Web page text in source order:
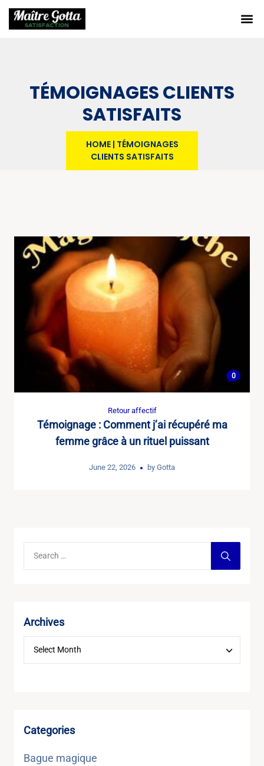
TÉMOIGNAGES CLIENTS
SATISFAITS
HOME| TÉMOIGNAGES
CLIENTS SATISFAITS
0
Retour affectif
Témoignage : Comment j’ai récupéré ma
femme grâce à un rituel puissant
June 22, 2026 by Gotta
Archives
Categories
Bague magique